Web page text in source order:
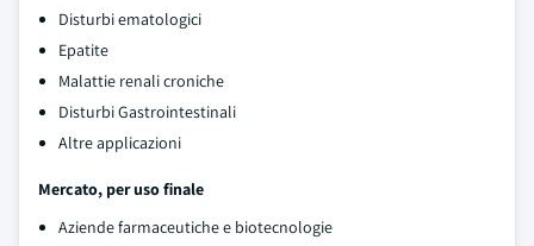
Disturbi ematologici
Epatite
Malattie renali croniche
Disturbi Gastrointestinali
Altre applicazioni
Mercato, per uso finale
Aziende farmaceutiche e biotecnologie